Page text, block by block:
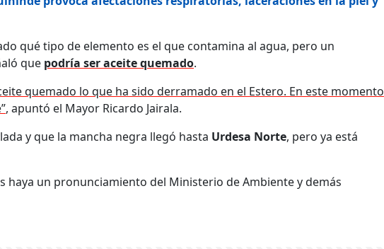
qué tipo de elemento es el que contamina al agua, pero un
que podría ser aceite quemado.
quemado lo que ha sido derramado en el Estero. En este momento
, apuntó el Mayor Ricardo Jairala.
y que la mancha negra llegó hasta Urdesa Norte, pero ya está
haya un pronunciamiento del Ministerio de Ambiente y demás